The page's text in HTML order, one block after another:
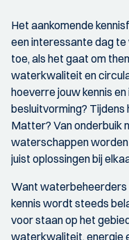
Het aankomende
een interessante dag
toe, als het gaat om
waterkwaliteit en
hoeverre jouw kennis
besluitvorming? Tijdens
Matter? Van onderbuik
waterschappen worden
juist oplossingen bij
Want waterbeheerders
kennis wordt steeds
voor staan op het
waterkwaliteit, energie